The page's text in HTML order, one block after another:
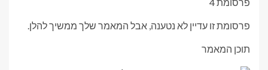
פרסומת זו עדיין לא נטענה, אבל המאמר שלך ממשיך להלן.
תוכן המאמר